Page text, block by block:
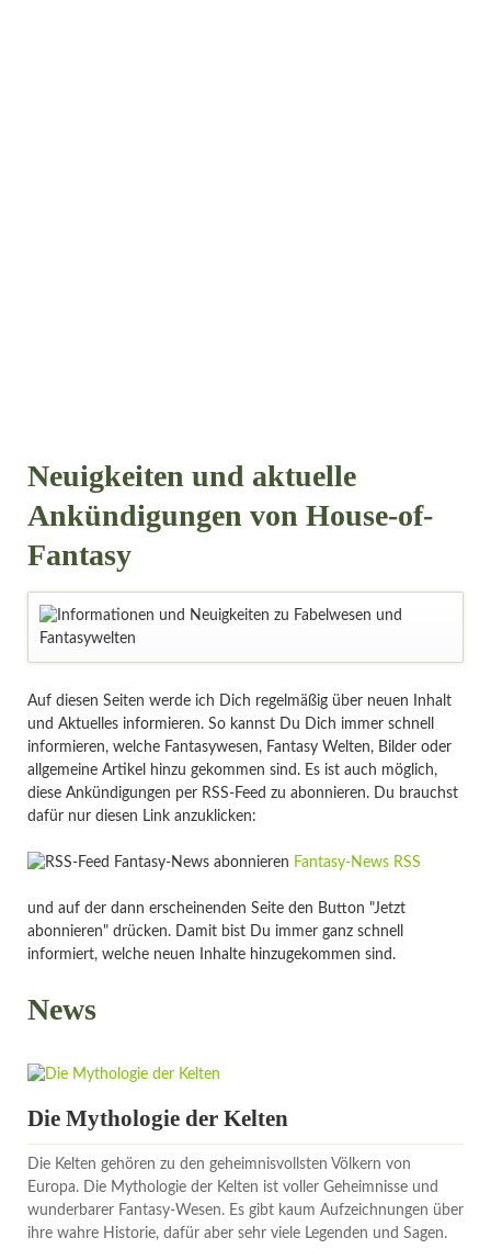
Neuigkeiten und aktuelle
Ankündigungen von House-of-
Fantasy
Auf diesen Seiten werde ich Dich regelmäßig über neuen Inhalt
und Aktuelles informieren. So kannst Du Dich immer schnell
informieren, welche Fantasywesen, Fantasy Welten, Bilder oder
allgemeine Artikel hinzu gekommen sind. Es ist auch möglich,
diese Ankündigungen per RSS-Feed zu abonnieren. Du brauchst
dafür nur diesen Link anzuklicken:
Fantasy-News RSS
und auf der dann erscheinenden Seite den Button "Jetzt
abonnieren" drücken. Damit bist Du immer ganz schnell
informiert, welche neuen Inhalte hinzugekommen sind.
News
Die Mythologie der Kelten
Die Kelten gehören zu den geheimnisvollsten Völkern von
Europa. Die Mythologie der Kelten ist voller Geheimnisse und
wunderbarer Fantasy-Wesen. Es gibt kaum Aufzeichnungen über
ihre wahre Historie, dafür aber sehr viele Legenden und Sagen.